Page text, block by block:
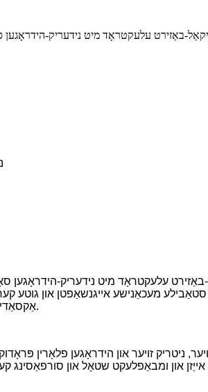
מעכאַנישע אייגנשאַפטן און גוטע
אַקסאַדייזינג און שוועבל-האַלטיקע אַטמאָספערעס.